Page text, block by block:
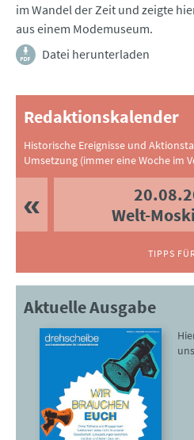
im Wandel der Zeit und zeigte
aus einem Modemuseum.
Datei herunterladen
Redaktionskalender
Historische Ereignisse und
Umsetzung (immer eine Woche im
Welt-
TIPPS
Aktuelle Ausgabe